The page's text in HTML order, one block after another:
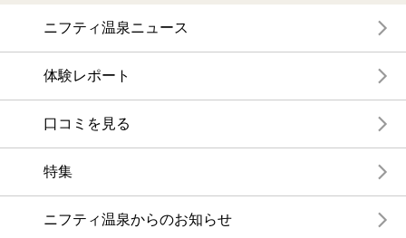
ニフティ温泉ニュース
体験レポート
口コミを見る
特集
ニフティ温泉からのお知らせ